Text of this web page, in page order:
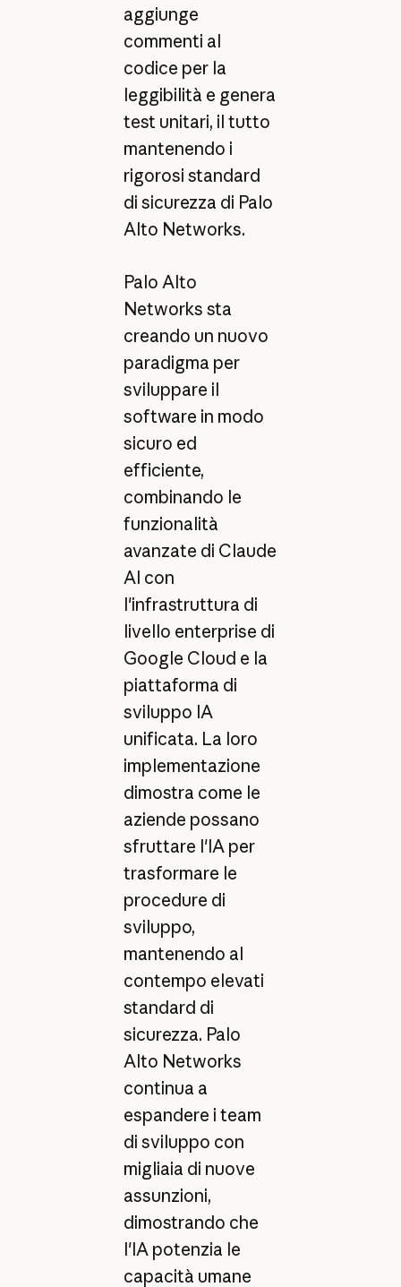
aggiunge
commenti al
codice per la
leggibilità e genera
test unitari, il tutto
mantenendo i
rigorosi standard
di sicurezza di Palo
Alto Networks.
Palo Alto
Networks sta
creando un nuovo
paradigma per
sviluppare il
software in modo
sicuro ed
efficiente,
combinando le
funzionalità
avanzate di Claude
AI con
l'infrastruttura di
livello enterprise di
Google Cloud e la
piattaforma di
sviluppo IA
unificata. La loro
implementazione
dimostra come le
aziende possano
sfruttare l'IA per
trasformare le
procedure di
sviluppo,
mantenendo al
contempo elevati
standard di
sicurezza. Palo
Alto Networks
continua a
espandere i team
di sviluppo con
migliaia di nuove
assunzioni,
dimostrando che
l'IA potenzia le
capacità umane